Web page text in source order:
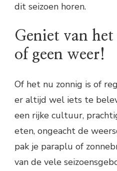
dit seizoen horen.
Geniet van
of geen weer!
Of het nu zonnig is of
er altijd wel iets te
een rijke cultuur,
eten, ongeacht de
pak je paraplu of
van de vele